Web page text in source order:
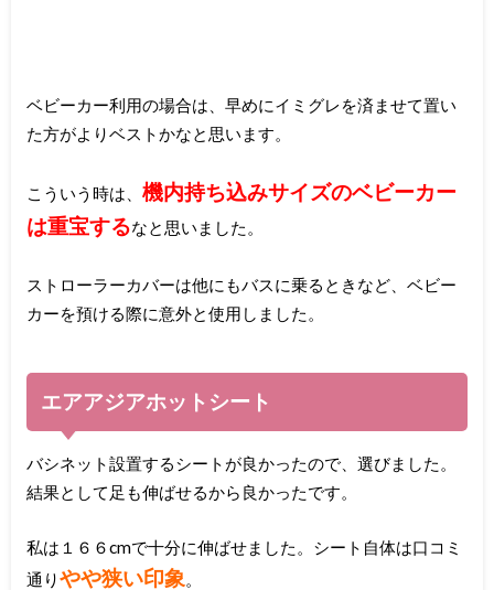
ベビーカー利用の場合は、早めにイミグレを済ませて置い
た方がよりベストかなと思います。
こういう時は、 機内持ち込みサイズのベビーカー
は重宝するなと思いました。
ストローラーカバーは他にもバスに乗るときなど、ベビー
カーを預ける際に意外と使用しました。
エアアジアホットシート
バシネット設置するシートが良かったので、選びました。
結果として足も伸ばせるから良かったです。
私は１６６cmで十分に伸ばせました。シート自体は口コミ
通りやや狭い印象。